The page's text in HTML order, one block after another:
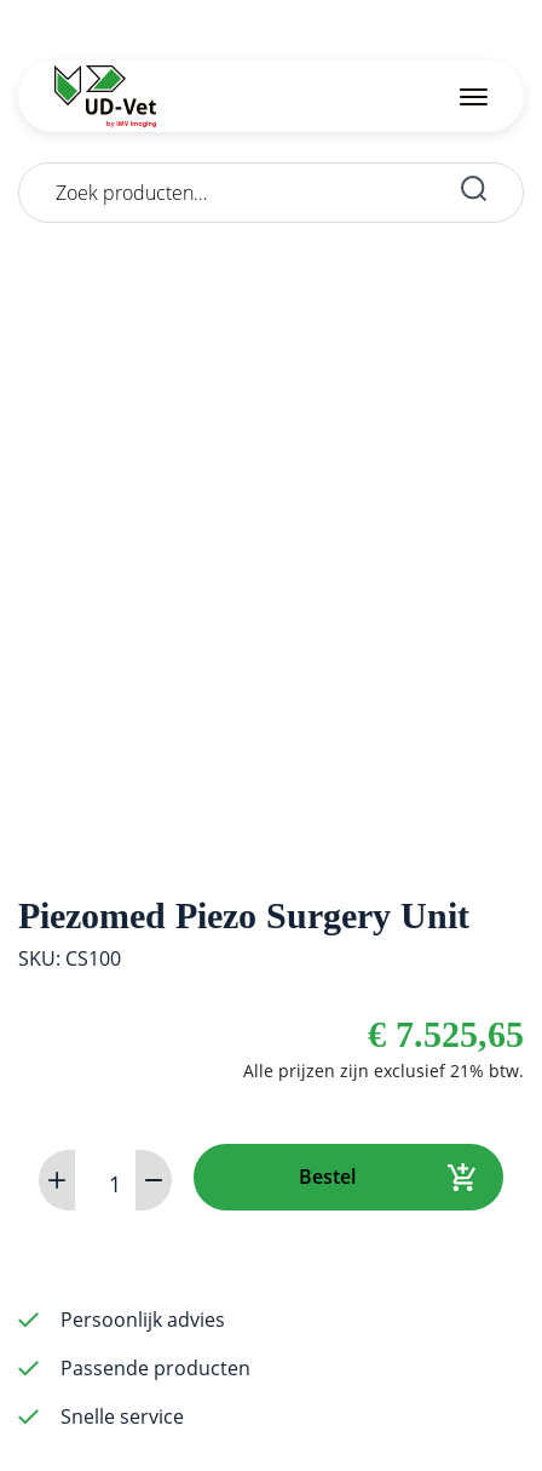
Zoeken
naar:
Piezomed Piezo Surgery Unit
SKU: CS100
€ 7.525,65
Piezomed
Piezo
Bestel
Persoonlijk advies
Passende producten
Snelle service